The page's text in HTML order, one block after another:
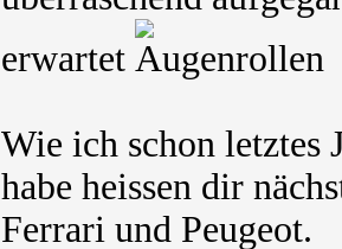
erwartet
Wie ich schon letztes
habe heissen dir
Ferrari und Peugeot.